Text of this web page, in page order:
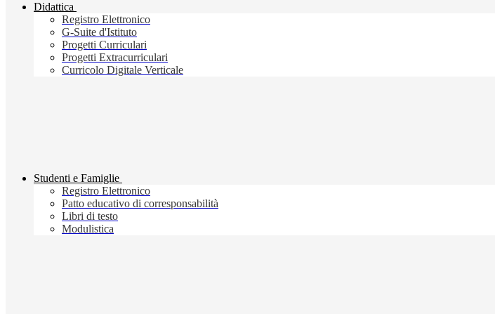
Didattica
Registro Elettronico
G-Suite d'Istituto
Progetti Curriculari
Progetti Extracurriculari
Curricolo Digitale Verticale
Studenti e Famiglie
Registro Elettronico
Patto educativo di corresponsabilità
Libri di testo
Modulistica